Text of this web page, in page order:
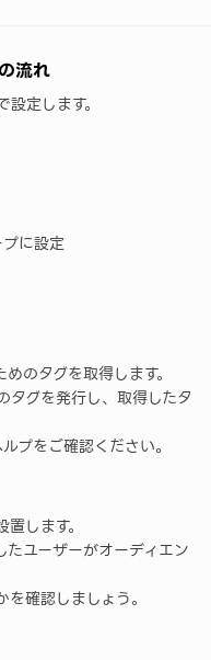
流れ
定します。
に設定
のタグを取得します。
タグを発行し、取得したタ
プをご確認ください。
します。
たユーザーがオーディエン
確認しましょう。